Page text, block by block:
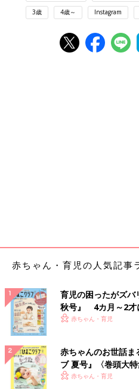
3歳 4歳～ Instagram
赤ちゃん・育児の人気記事
育児の困ったがズバ
秋号』 4カ月～2才
いっぱい！
赤ちゃん・育児
赤ちゃんのお世話ま
ブ 夏号』〈巻頭大
く！ おっぱい・ミ
赤ちゃん・育児